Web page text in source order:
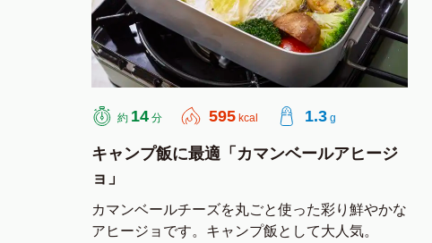
約 14 分 595 kcal 1.3 g
キャンプ飯に最適「カマンベールアヒージ
ョ」
カマンベールチーズを丸ごと使った彩り鮮やかな
アヒージョです。キャンプ飯として大人気。